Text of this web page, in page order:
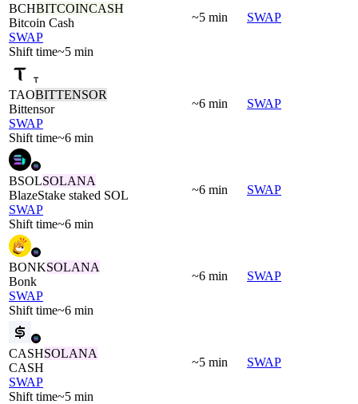
BCHBITCOINCASH
Bitcoin Cash
SWAP
Shift time~5 min
~5 min SWAP
TAOBITTENSOR
Bittensor
SWAP
Shift time~6 min
~6 min SWAP
BSOLSOLANA
BlazeStake staked SOL
SWAP
Shift time~6 min
~6 min SWAP
BONKSOLANA
Bonk
SWAP
Shift time~6 min
~6 min SWAP
CASHSOLANA
CASH
SWAP
Shift time~5 min
~5 min SWAP